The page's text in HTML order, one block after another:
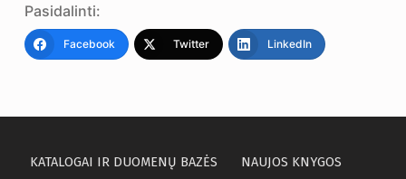
Pasidalinti:
Facebook Twitter LinkedIn
KATALOGAI IR DUOMENŲ BAZĖS NAUJOS KNYGOS